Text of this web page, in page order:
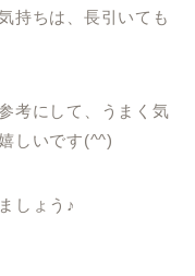
持ちは、長引いても
考にして、うまく気
しいです(^^)
しょう♪